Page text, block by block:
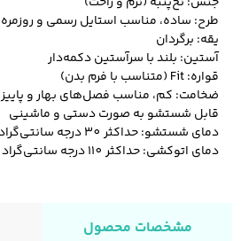
طرح: ساده، مناسب استایل رسمی و روزمره
یقه: برگردان
آستین: بلند با سرآستین دکمه‌دار
قواره: Fit (متناسب با فرم بدن)
ضخامت: کم، مناسب فصل‌های بهار و پاییز
قابل شستشو به صورت دستی و ماشینی
دمای شستشو: حداکثر 30 درجه سانتی‌گراد
دمای اتوکشی: حداکثر 110 درجه سانتی‌گراد
مشخصات محصول